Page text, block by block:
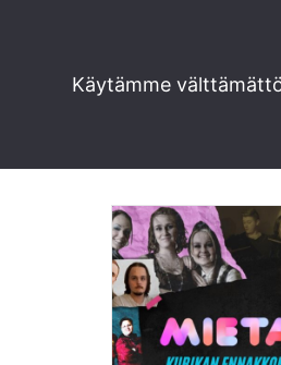
suoraan
Käytämme